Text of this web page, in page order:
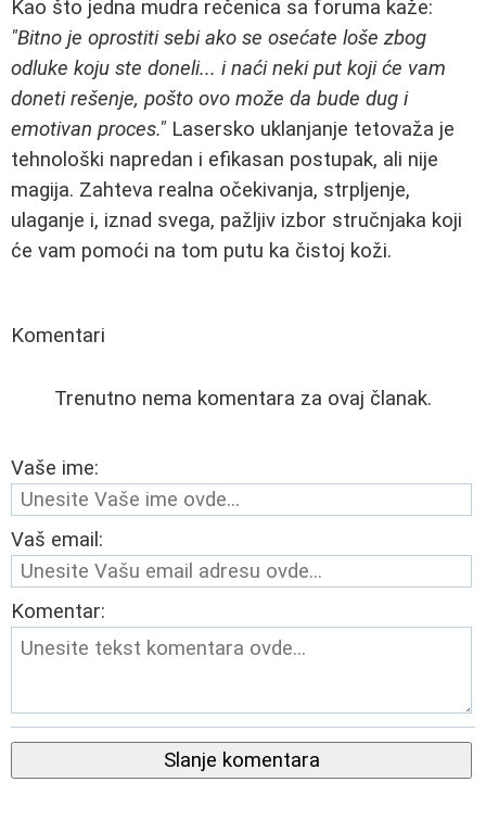
Kao što jedna mudra rečenica sa foruma kaže:
"Bitno je oprostiti sebi ako se osećate loše zbog
odluke koju ste doneli... i naći neki put koji će vam
doneti rešenje, pošto ovo može da bude dug i
emotivan proces." Lasersko uklanjanje tetovaža je
tehnološki napredan i efikasan postupak, ali nije
magija. Zahteva realna očekivanja, strpljenje,
ulaganje i, iznad svega, pažljiv izbor stručnjaka koji
će vam pomoći na tom putu ka čistoj koži.
Komentari
Trenutno nema komentara za ovaj članak.
Vaše ime:
Vaš email:
Komentar:
Slanje komentara